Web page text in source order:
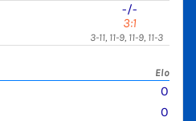
-/-
3:1
3-11, 11-9, 11-9, 11-3
Elo
0
0